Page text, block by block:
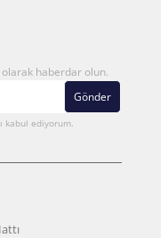
haberdar olun.
Gönder
kabul ediyorum.